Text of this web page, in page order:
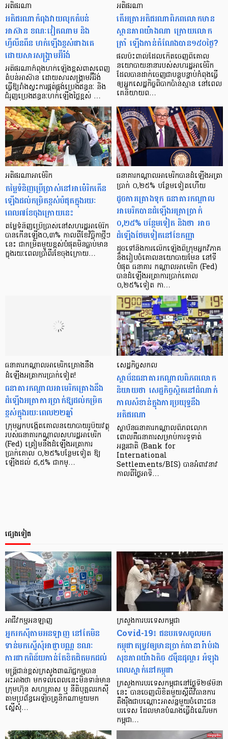
អតិផរណា
អតិផរណាកំពុងវាយលុកតំបន់
អាស៊ាន ខណៈវៀតណាម និង
ហ្វីលីនពីន ហក់ឡើងខ្ពស់ជាងគេ
ដោយសារសង្គ្រាមអ៊ីរ៉ង់
អតិផរណាកំពុងហក់ឡើងខ្ពស់ពាសពេញ
តំបន់អាស៊ាន ដោយសារសង្រ្គាមអ៊ីរ៉ង់
ធ្វើឱ្យរាំងស្ទះការផ្គត់ផ្គង់ប្រេងឥន្ធនៈ និង
ជំរុញប្រេងឥន្ធនៈហក់ឡើងថ្លៃខ្ពស់ …
អតិផរណា
តើអត្រាអតិផរណាពិភពលោកមាន
ស្ថានភាពយ៉ាងណា ក្រោយលោក
ត្រាំ ឡើងកាន់តំណែងបាន១៥០ថ្ងៃ?
ផលប៉ះពាល់ដែលកើតចេញពីគោល
នយោបាយនានារបស់សហរដ្ឋអាម៉េរិក
ដែលបានដាក់ចេញជាបន្តបន្ទាប់កំពុងធ្វើ
ឲ្យអ្នកសេដ្ឋកិច្ចពិបាកប៉ាន់ស្មាន នៅពេល
គេនិយាយព…
អតិផរណាអាម៉េរិក
តម្លៃទំនិញប្រើប្រាស់នៅអាម៉េរិកកើន
ឡើងដល់កម្រិតខ្ពស់បំផុតក្នុងរយៈ
ពេល៧ខែចុងក្រោយនេះ
តម្លៃទំនិញប្រើប្រាស់នៅសហរដ្ឋអាម៉េរិក
បានកើនឡើង០,៣% កាលពីខែវិច្ឆិកាថ្មីៗ
នេះ ជាកម្រិតមួយខ្ពស់បំផុតមិនធ្លាប់មាន
ក្នុងរយៈពេលប្រាំពីរខែចុងក្រោយ…
ធនាគារកណ្ដាលអាមេរិកបានដំឡើងអត្រា
ប្រាក់ ០,២៥% បន្ថែមទៀតហើយ
ដូចការគ្រោងទុក ធនាគារកណ្ដាល
អាមេរិកបានដំឡើងអត្រាប្រាក់
០,២៥% បន្ថែមទៀត និងថា អាច
ដំឡើងថែមទៀតនៅខែកញ្ញា
ដូចទៅនឹងការលើកឡើងពីក្រុមអ្នកវិភាគ
និងរៀបចំគោលនយោបាយមែន នៅទី
បំផុត ធនាគារ កណ្តាលអាមេរិក (Fed)
បានដំឡើងអត្រាការប្រាក់គោល
០,២៥%ទៀត កា…
ធនាគារកណ្ដាលអាមេរិកគ្រោងនឹង
ដំឡើងអត្រាការប្រាក់ទៀត!
ធនាគារកណ្ដាលអាមេរិកគ្រោងនឹង
ដំឡើងអត្រាការប្រាក់ឱ្យដល់កម្រិត
ខ្ពស់ក្នុងរយៈពេល២២ឆ្នាំ
ក្រុមអ្នកបង្កើតគោលនយោបាយរូបិយវត្ថុ
របស់ធនាគារកណ្ដាលសហរដ្ឋអាមេរិក
(Fed) ត្រៀមនឹងដំឡើងអត្រាការ
ប្រាក់គោល ០,២៥%បន្ថែមទៀត ឱ្យ
ឡើងដល់ ៥,៥% ជាកម្…
សេដ្ឋកិច្ចសកល
ស្ថាប័នធនាគារកណ្តាលពិភពលោក
និយាយថា សេដ្ឋកិច្ចស្ថិតនៅដំណាក់
កាលសំខាន់ក្នុងការប្រយុទ្ធនឹង
អតិផរណា
ស្ថាប័នធនាគារកណ្តាលពិភពលោក
ពោលគឺធនាគារសម្រាប់ការទូទាត់
អន្តរជាតិ (Bank for
International
Settlements/BIS) បានអំពាវនាវ
កាលពីថ្ងៃអាទិ…
ផ្សេងទៀត
អាជីវកម្មអនឡាញ
អ្នករកស៊ីតាមអនឡាញ នៅតែមិន
ទាន់មកស្នើសុំអាជ្ញាបណ្ណ ខណៈ
ការផាកពិន័យកាន់តែខិតជិតមកដល់
មន្ត្រីជាន់ខ្ពស់ក្រសួងពាណិជ្ជកម្មបាន
អះអាងថា មកទល់ពេលនេះមិនទាន់មាន
ក្រុមហ៊ុន សហគ្រាស ឬ នីតិបុគ្គលរកស៊ី
តាមប្រព័ន្ធអេឡិចត្រូនិកណាមួយមក
ស្នើសុំ…
ក្រសួងការបរទេសកម្ពុជា
Covid-19៖ ជនបរទេស​ចូល​មក
កម្ពុជា​តម្រូវឲ្យមាន​ប្រាក់ធានា​រ៉ាប់រង
សុខភាព​យ៉ាងតិច ៥ម៉ឺនដុល្លារ អំឡុង
ពេលស្នាក់នៅកម្ពុជា
ក្រសួងការបរទេសកម្ពុជានៅថ្ងៃទី២៨មីនា
នេះ បានចេញលិខិតមួយស្តីពីវិធានការ
តឹងរ៉ឹងជាបណ្តោះអាសន្នមួយចំពោះជន
បរទេស ដែលមានបំណងធ្វើដំណើរមក
កម្ពុជា…